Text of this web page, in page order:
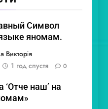
Символ
яномам.
Викторія
1 год спустя 0
‘Отче наш’ на